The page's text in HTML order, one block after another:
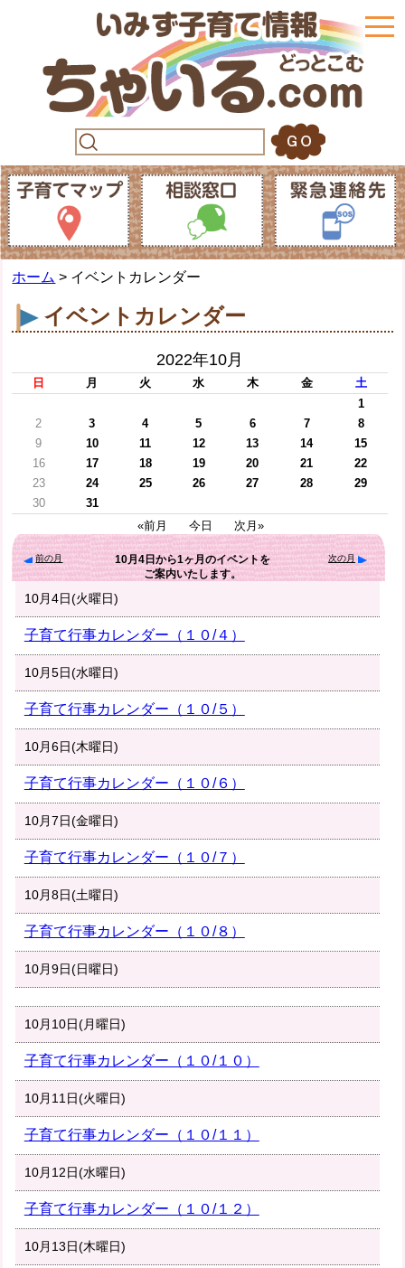
ホーム > イベントカレンダー
イベントカレンダー
2022年10月
日 月 火 水 木 金
土
1
2
3 4 5 6 7
8
9
10 11 12 13 14
15
16
17 18 19 20 21
22
23
24 25 26 27 28
29
30
31
«前月
今日 次月»
前の月 10月4日 から1ヶ月のイベントを
ご案内いたします。
次の月
10月4日(火曜日)
子育て行事カレンダー（１０/４）
10月5日(水曜日)
子育て行事カレンダー（１０/５）
10月6日(木曜日)
子育て行事カレンダー（１０/６）
10月7日(金曜日)
子育て行事カレンダー（１０/７）
10月8日(土曜日)
子育て行事カレンダー（１０/８）
10月9日(日曜日)
10月10日(月曜日)
子育て行事カレンダー（１０/１０）
10月11日(火曜日)
子育て行事カレンダー（１０/１１）
10月12日(水曜日)
子育て行事カレンダー（１０/１２）
10月13日(木曜日)